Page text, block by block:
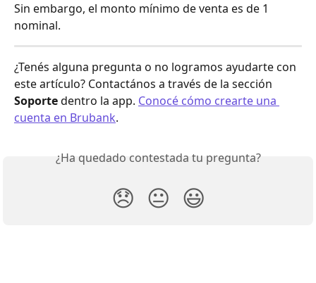
Sin embargo, el monto mínimo de venta es de 1
nominal.
¿Tenés alguna pregunta o no logramos ayudarte con
este artículo? Contactános a través de la sección
Soporte dentro la app. Conocé cómo crearte una
cuenta en Brubank.
¿Ha quedado contestada tu pregunta?
😞 😐 😃